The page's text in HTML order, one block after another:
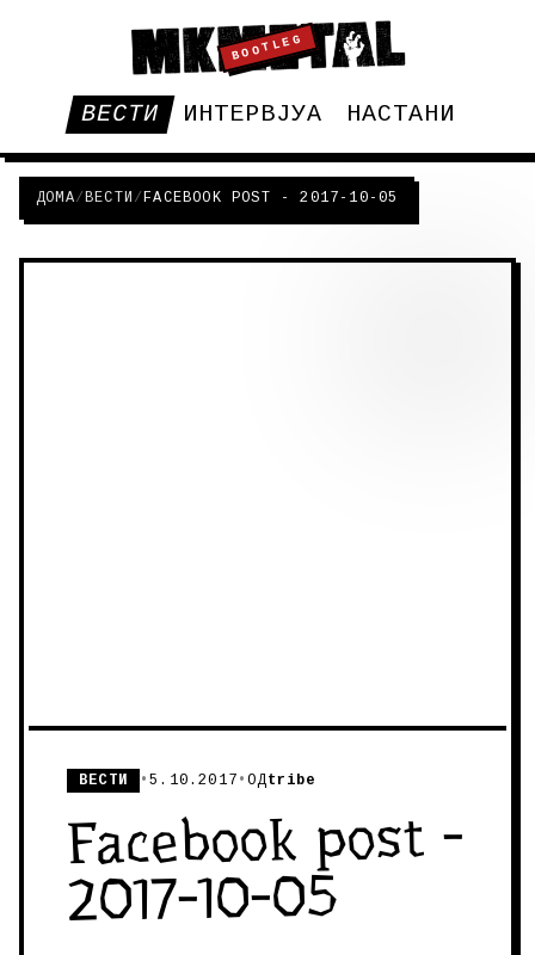
BOOTLEG
ВЕСТИ ИНТЕРВЈУА НАСТАНИ
ДОМА/ВЕСТИ /FACEBOOK POST - 2017-10-05
ВЕСТИ •5.10.2017 •ОДtribe
Facebook post -
2017-10-05